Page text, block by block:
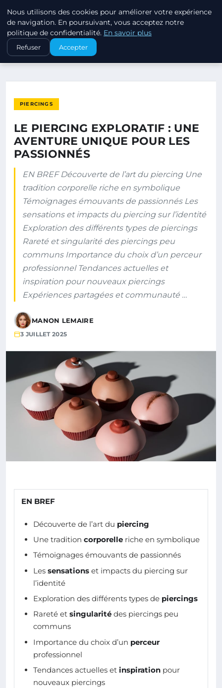
PIERCINGS ET PLUGS
ACCUEIL
PIERCINGS
LE PIERCING EXPLORATIF : UNE AVENTURE UNIQUE POUR LES…
PIERCINGS
LE PIERCING EXPLORATIF : UNE
AVENTURE UNIQUE POUR LES
PASSIONNÉS
EN BREF Découverte de l’art du piercing Une
tradition corporelle riche en symbolique
Témoignages émouvants de passionnés Les
sensations et impacts du piercing sur l’identité
Exploration des différents types de piercings
Rareté et singularité des piercings peu
communs Importance du choix d’un perceur
professionnel Tendances actuelles et
inspiration pour nouveaux piercings
Expériences partagées et communauté …
MANON LEMAIRE
3 JUILLET 2025
EN BREF
Découverte de l’art du piercing
Une tradition corporelle riche en symbolique
Témoignages émouvants de passionnés
Les sensations et impacts du piercing sur
l’identité
Exploration des différents types de piercings
Rareté et singularité des piercings peu
communs
Importance du choix d’un perceur
professionnel
Tendances actuelles et inspiration pour
nouveaux piercings
Nous utilisons des cookies pour améliorer votre expérience
de navigation. En poursuivant, vous acceptez notre
politique de confidentialité. En savoir plus
Refuser Accepter